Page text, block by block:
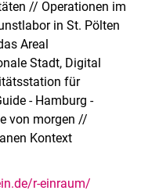
// Operationen im
in St. Pölten
Areal
Stadt, Digital
für
- Hamburg -
von morgen //
Kontext
r-einraum/